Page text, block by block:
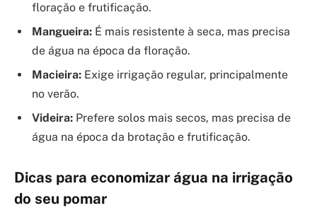
floração e frutificação.
Mangueira: É mais resistente à seca, mas precisa
de água na época da floração.
Macieira: Exige irrigação regular, principalmente
no verão.
Videira: Prefere solos mais secos, mas precisa de
água na época da brotação e frutificação.
Dicas para economizar água na irrigação
do seu pomar